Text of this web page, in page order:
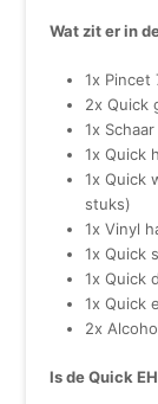
Wat zit er in
1x Pincet
2x Quick
1x Schaar
1x Quick
1x Quick
stuks)
1x Vinyl
1x Quick
1x Quick
1x Quick
2x
Is de Quick